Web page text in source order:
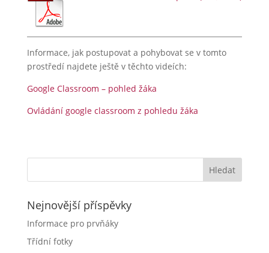
Informace, jak postupovat a pohybovat se v tomto
prostředí najdete ještě v těchto videích:
Google Classroom – pohled žáka
Ovládání google classroom z pohledu žáka
Nejnovější příspěvky
Informace pro prvňáky
Třídní fotky